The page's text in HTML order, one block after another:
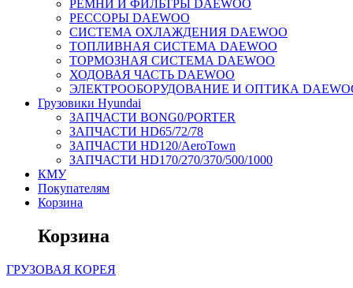
РЕМНИ И ФИЛЬТРЫ DAEWOO
РЕССОРЫ DAEWOO
СИСТЕМА ОХЛАЖДЕНИЯ DAEWOO
ТОПЛИВНАЯ СИСТЕМА DAEWOO
ТОРМОЗНАЯ СИСТЕМА DAEWOO
ХОДОВАЯ ЧАСТЬ DAEWOO
ЭЛЕКТРООБОРУДОВАНИЕ И ОПТИКА
Грузовики Hyundai
ЗАПЧАСТИ BONG0/PORTER
ЗАПЧАСТИ HD65/72/78
ЗАПЧАСТИ HD120/AeroTown
ЗАПЧАСТИ HD170/270/370/500/1000
КМУ
Покупателям
Корзина
Корзина
ГРУЗОВАЯ КОРЕЯ